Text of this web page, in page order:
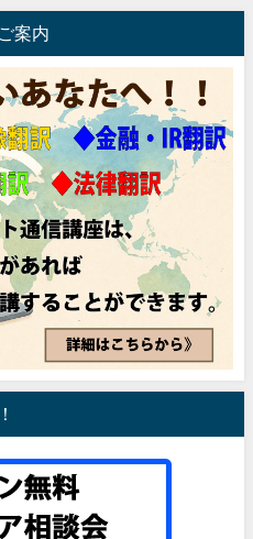
案内